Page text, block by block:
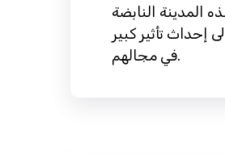
المدينة النابضة
إحداث تأثير كبير
في مجالهم.